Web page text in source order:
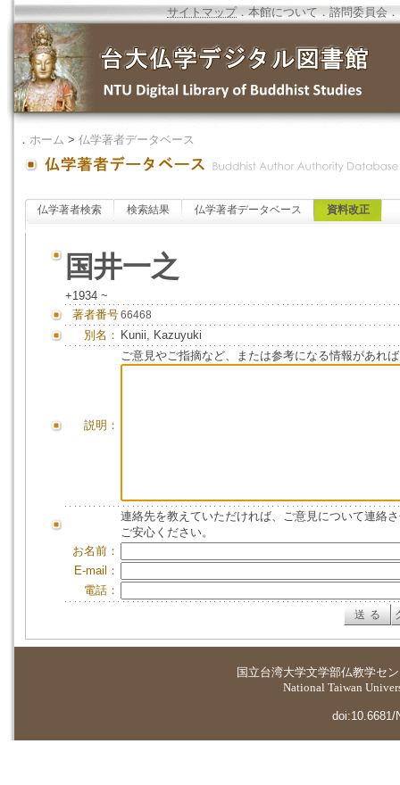
サイトマップ．本館について ．諮問委員会 ．
． ホーム > 仏学著者データベース
仏学著者検索 検索結果 仏学著者データベース 資料改正
国井一之
+1934 ~
著者番号66468
別名： Kunii, Kazuyuki
説明：
ご意見やご指摘など、または参考になる情報があれ
連絡先を教えていただければ、ご意見について連絡
ご安心ください。
お名前：
E-mail：
電話：
国立台湾大学文学部仏教学セ
National Taiwan
doi:10.6681/